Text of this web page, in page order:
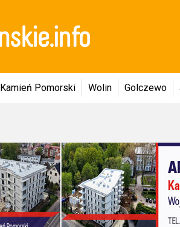
Kamień Pomorski Wolin Golczewo